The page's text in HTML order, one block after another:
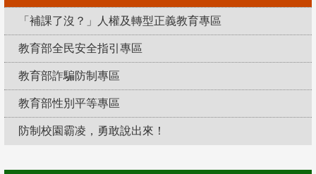
「補課了沒？」人權及轉型正義教育專區
教育部全民安全指引專區
教育部詐騙防制專區
教育部性別平等專區
防制校園霸凌，勇敢說出來！